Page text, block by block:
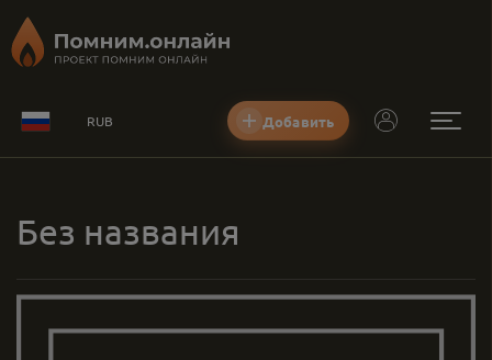
RUB Добавить
Без названия